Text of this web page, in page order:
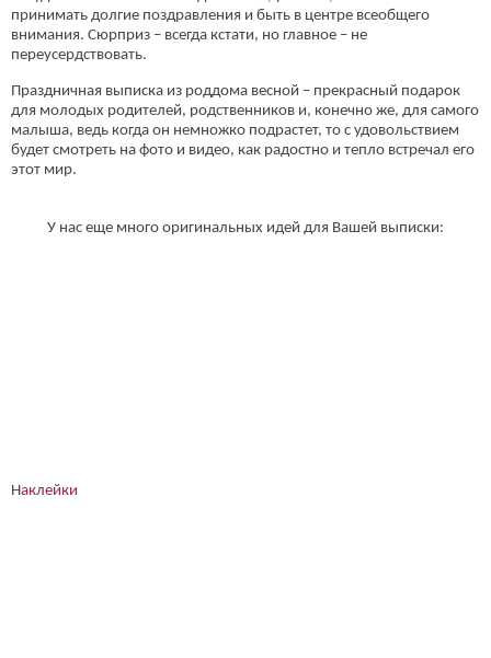
принимать долгие поздравления и быть в центре всеобщего
внимания. Сюрприз – всегда кстати, но главное – не
переусердствовать.
Праздничная выписка из роддома весной – прекрасный подарок
для молодых родителей, родственников и, конечно же, для самого
малыша, ведь когда он немножко подрастет, то с удовольствием
будет смотреть на фото и видео, как радостно и тепло встречал его
этот мир.
У нас еще много оригинальных идей для Вашей выписки:
Наклейки